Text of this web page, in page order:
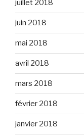
juillet 2018
juin 2018
mai 2018
avril 2018
mars 2018
février 2018
janvier 2018